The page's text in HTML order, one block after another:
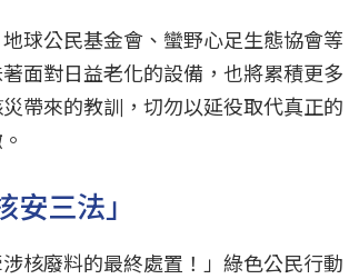
球公民基金會、蠻野心足生態協會等
面對日益老化的設備，也將累積更多
帶來的教訓，切勿以延役取代真正的
三法」
核廢料的最終處置！」綠色公民行動